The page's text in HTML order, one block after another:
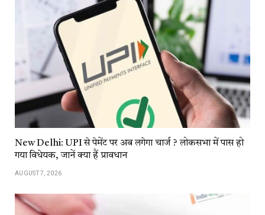
New Delhi: UPI से पेमेंट पर अब लगेगा चार्ज ? लोकसभा में पास हो
गया विधेयक, जानें क्या हैं प्रावधान
AUGUST 7, 2026